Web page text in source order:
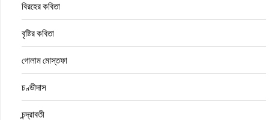
বিরহের কবিতা
বৃষ্টির কবিতা
গোলাম মোস্তফা
চণ্ডীদাস
চন্দ্রাবতী